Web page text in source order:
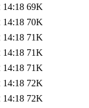
14:18 69K
14:18 70K
14:18 71K
14:18 71K
14:18 71K
14:18 72K
14:18 72K